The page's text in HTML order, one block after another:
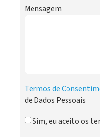
Mensagem
Termos de
de Dados Pessoais
Sim, eu aceito os